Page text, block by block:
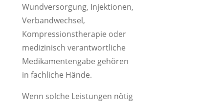
Wundversorgung, Injektionen,
Verbandwechsel,
Kompressionstherapie oder
medizinisch verantwortliche
Medikamentengabe gehören
in fachliche Hände.
Wenn solche Leistungen nötig